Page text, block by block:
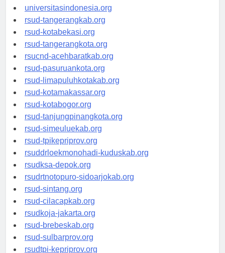
universitassamarinda.id
universitasindonesia.org
rsud-tangerangkab.org
rsud-kotabekasi.org
rsud-tangerangkota.org
rsucnd-acehbaratkab.org
rsud-pasuruankota.org
rsud-limapuluhkotakab.org
rsud-kotamakassar.org
rsud-kotabogor.org
rsud-tanjungpinangkota.org
rsud-simeuluekab.org
rsud-tpikepriprov.org
rsuddrloekmonohadi-kuduskab.org
rsudksa-depok.org
rsudrtnotopuro-sidoarjokab.org
rsud-sintang.org
rsud-cilacapkab.org
rsudkoja-jakarta.org
rsud-brebeskab.org
rsud-sulbarprov.org